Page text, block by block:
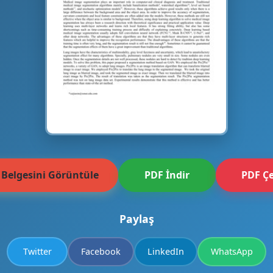
Belgesini Görüntüle PDF İndir PDF
Paylaş
Twitter Facebook LinkedIn WhatsApp